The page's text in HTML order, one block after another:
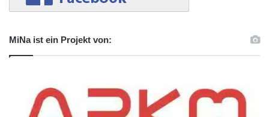
MiNa ist ein Projekt von: